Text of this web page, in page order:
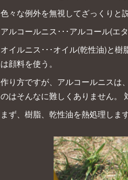
色々な例外を無視してざっくりと
アルコールニス･･･アルコール(エ
オイルニス･･･オイル(乾性油)と
は顔料を使う。
作り方ですが、アルコールニスは
のはそんなに難しくありません。
まず、樹脂、乾性油を熱処理しま